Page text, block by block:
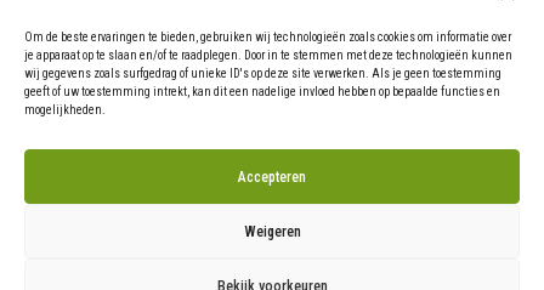
Om de beste ervaringen te bieden, gebruiken wij technologieën zoals cookies om informatie over
je apparaat op te slaan en/of te raadplegen. Door in te stemmen met deze technologieën kunnen
wij gegevens zoals surfgedrag of unieke ID's op deze site verwerken. Als je geen toestemming
geeft of uw toestemming intrekt, kan dit een nadelige invloed hebben op bepaalde functies en
mogelijkheden.
Accepteren
Weigeren
Bekijk voorkeuren
WOERDEN (Ut.)
E-mail: info@natuurlijkritme.nl